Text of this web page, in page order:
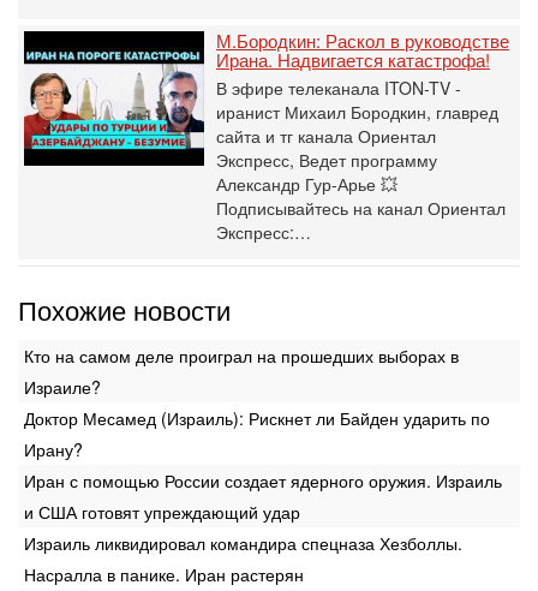
М.Бородкин: Раскол в руководстве
Ирана. Надвигается катастрофа!
В эфире телеканала ITON-TV -
иранист Михаил Бородкин, главред
сайта и тг канала Ориентал
Экспресс, Ведет программу
Александр Гур-Арье 💥
Подписывайтесь на канал Ориентал
Экспресс:…
Похожие новости
Кто на самом деле проиграл на прошедших выборах в
Израиле?
Доктор Месамед (Израиль): Рискнет ли Байден ударить по
Ирану?
Иран с помощью России создает ядерного оружия. Израиль
и США готовят упреждающий удар
Израиль ликвидировал командира спецназа Хезболлы.
Насралла в панике. Иран растерян